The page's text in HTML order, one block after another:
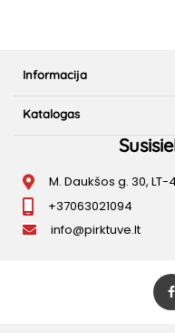
Informacija
Katalogas
M. Daukšos g. 30,
+37063021094
info@pirktuve.lt